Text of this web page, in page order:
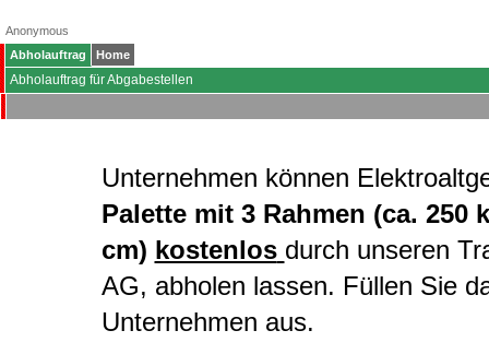
Anonymous
Abholauftrag
Home
Abholauftrag für Abgabestellen
Unternehmen können
Palette mit 3 Rahmen (ca. 250
cm) kostenlos durch unseren
AG, abholen lassen. Füllen Sie
Unternehmen aus.